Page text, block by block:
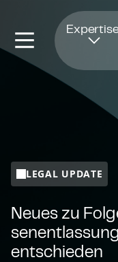
LEGAL UPDATE
Neues zu
entschieden
Öffnet in einem neuen